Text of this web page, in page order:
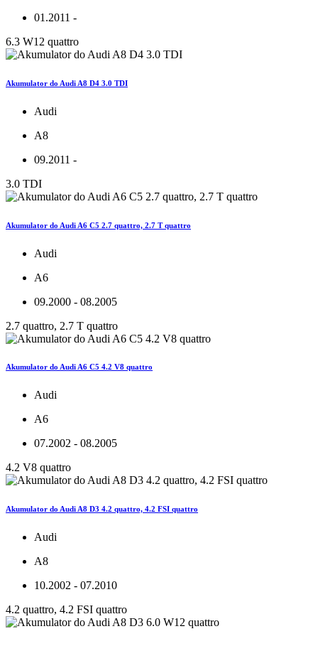
01.2011 -
6.3 W12 quattro
Akumulator do Audi A8 D4 3.0 TDI
Audi
A8
09.2011 -
3.0 TDI
Akumulator do Audi A6 C5 2.7 quattro, 2.7 T quattro
Audi
A6
09.2000 - 08.2005
2.7 quattro, 2.7 T quattro
Akumulator do Audi A6 C5 4.2 V8 quattro
Audi
A6
07.2002 - 08.2005
4.2 V8 quattro
Akumulator do Audi A8 D3 4.2 quattro, 4.2 FSI quattro
Audi
A8
10.2002 - 07.2010
4.2 quattro, 4.2 FSI quattro